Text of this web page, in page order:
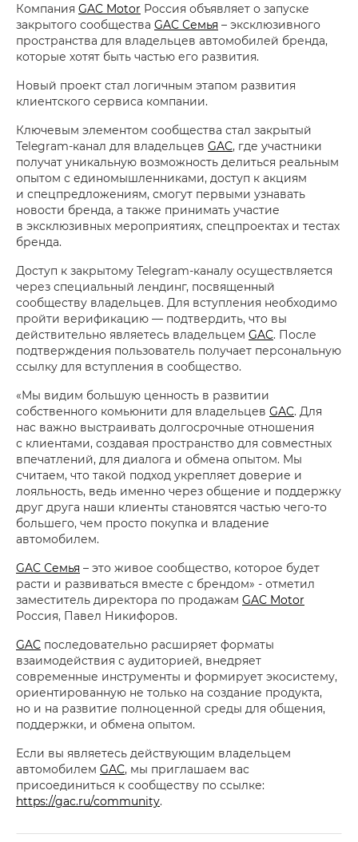
Компания GAC Motor Россия объявляет о запуске
закрытого сообщества GAC Семья – эксклюзивного
пространства для владельцев автомобилей бренда,
которые хотят быть частью его развития.
Новый проект стал логичным этапом развития
клиентского сервиса компании.
Ключевым элементом сообщества стал закрытый
Telegram-канал для владельцев GAC, где участники
получат уникальную возможность делиться реальным
опытом с единомышленниками, доступ к акциям
и спецпредложениям, смогут первыми узнавать
новости бренда, а также принимать участие
в эксклюзивных мероприятиях, спецпроектах и тестах
бренда.
Доступ к закрытому Telegram-каналу осуществляется
через специальный лендинг, посвященный
сообществу владельцев. Для вступления необходимо
пройти верификацию — подтвердить, что вы
действительно являетесь владельцем GAC. После
подтверждения пользователь получает персональную
ссылку для вступления в сообщество.
«Мы видим большую ценность в развитии
собственного комьюнити для владельцев GAC. Для
нас важно выстраивать долгосрочные отношения
с клиентами, создавая пространство для совместных
впечатлений, для диалога и обмена опытом. Мы
считаем, что такой подход укрепляет доверие и
лояльность, ведь именно через общение и поддержку
друг друга наши клиенты становятся частью чего-то
большего, чем просто покупка и владение
автомобилем.
GAC Семья – это живое сообщество, которое будет
расти и развиваться вместе с брендом» - отметил
заместитель директора по продажам GAC Motor
Россия, Павел Никифоров.
GAC последовательно расширяет форматы
взаимодействия с аудиторией, внедряет
современные инструменты и формирует экосистему,
ориентированную не только на создание продукта,
но и на развитие полноценной среды для общения,
поддержки, и обмена опытом.
Если вы являетесь действующим владельцем
автомобилем GAC, мы приглашаем вас
присоединиться к сообществу по ссылке:
https://gac.ru/community.